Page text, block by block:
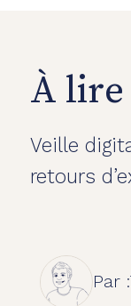
À lire
Veille
retours
Par :